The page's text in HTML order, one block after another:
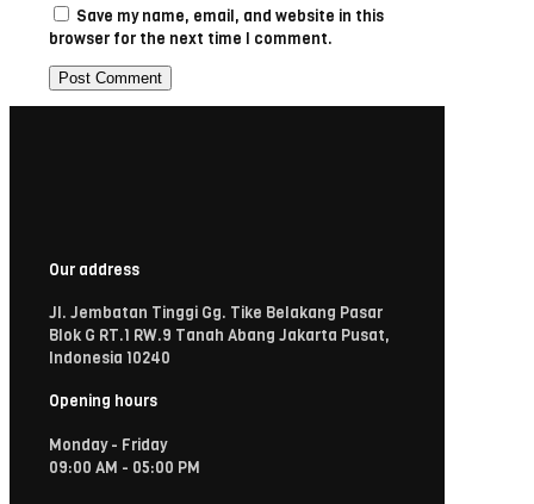
Save my name, email, and website in this
browser for the next time I comment.
Our address
Jl. Jembatan Tinggi Gg. Tike Belakang Pasar
Blok G RT.1 RW.9 Tanah Abang Jakarta Pusat,
Indonesia 10240
Opening hours
Monday - Friday
09:00 AM - 05:00 PM